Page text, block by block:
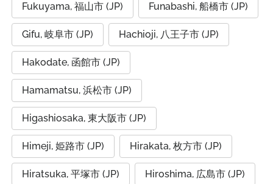
Fukuyama, 福山市 (JP) Funabashi, 船橋市 (JP)
Gifu, 岐阜市 (JP) Hachioji, 八王子市 (JP)
Hakodate, 函館市 (JP)
Hamamatsu, 浜松市 (JP)
Higashiosaka, 東大阪市 (JP)
Himeji, 姫路市 (JP) Hirakata, 枚方市 (JP)
Hiratsuka, 平塚市 (JP) Hiroshima, 広島市 (JP)